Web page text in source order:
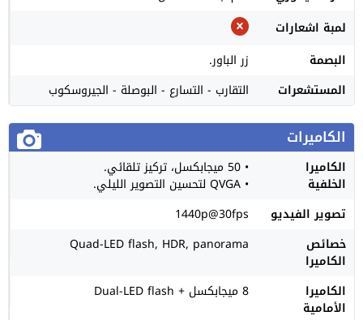
لمبة اشعارات
البصمة
زر الباور.
المستشعرات
التقارب - التسارع - البوصلة - الجيروسكوب
الكاميرات
الكاميرا
الخلفية
• 50 ميجابكسل، تركيز تلقائي.
• QVGA لتحسين التصوير الليلي.
تصوير الفيديو
1440p@30fps
خصائص
الكاميرا
Quad-LED flash, HDR, panorama
الكاميرا
الأمامية
8 ميجابكسل + Dual-LED flash